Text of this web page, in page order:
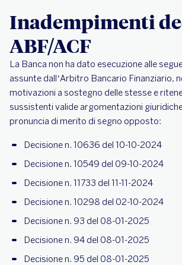
Inadempimenti
ABF/ACF
La Banca non ha dato esecuzione alle
assunte dall’Arbitro Bancario Finanziario,
motivazioni a sostegno delle stesse e
sussistenti valide argomentazioni
pronuncia di merito di segno opposto:
Decisione n. 10636 del 10-10-2024
Decisione n. 10549 del 09-10-2024
Decisione n. 11733 del 11-11-2024
Decisione n. 10298 del 02-10-2024
Decisione n. 93 del 08-01-2025
Decisione n. 94 del 08-01-2025
Decisione n. 95 del 08-01-2025